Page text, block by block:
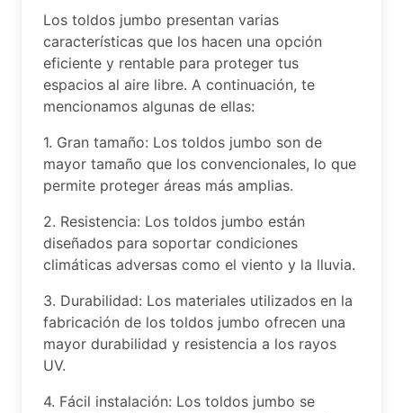
Los toldos jumbo presentan varias
características que los hacen una opción
eficiente y rentable para proteger tus
espacios al aire libre. A continuación, te
mencionamos algunas de ellas:
1. Gran tamaño: Los toldos jumbo son de
mayor tamaño que los convencionales, lo que
permite proteger áreas más amplias.
2. Resistencia: Los toldos jumbo están
diseñados para soportar condiciones
climáticas adversas como el viento y la lluvia.
3. Durabilidad: Los materiales utilizados en la
fabricación de los toldos jumbo ofrecen una
mayor durabilidad y resistencia a los rayos
UV.
4. Fácil instalación: Los toldos jumbo se